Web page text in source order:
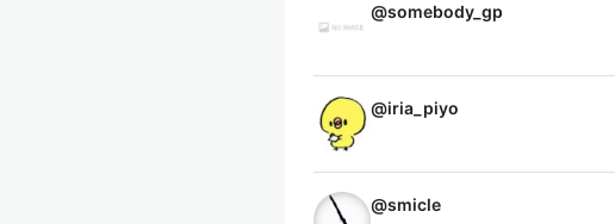
@somebody_gp
@iria_piyo
@smicle